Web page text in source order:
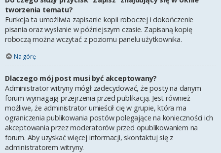
tworzenia tematu?
Funkcja ta umożliwia zapisanie kopii roboczej i dokończenie
pisania oraz wysłanie w późniejszym czasie. Zapisaną kopię
roboczą można wczytać z poziomu panelu użytkownika.
Na górę
Dlaczego mój post musi być akceptowany?
Administrator witryny mógł zadecydować, że posty na danym
forum wymagają przejrzenia przed publikacją. Jest również
możliwe, że administrator umieścił cię w grupie, która ma
ograniczenia publikowania postów polegające na konieczności ich
akceptowania przez moderatorów przed opublikowaniem na
forum. Aby uzyskać więcej informacji, skontaktuj się z
administratorem witryny.